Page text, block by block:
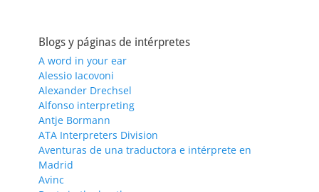
Blogs y páginas de intérpretes
A word in your ear
Alessio Iacovoni
Alexander Drechsel
Alfonso interpreting
Antje Bormann
ATA Interpreters Division
Aventuras de una traductora e intérprete en
Madrid
Avinc